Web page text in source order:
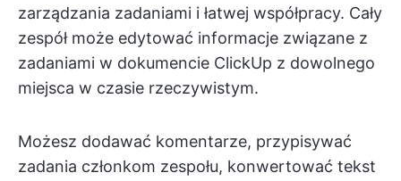
zarządzania zadaniami i łatwej współpracy. Cały
zespół może edytować informacje związane z
zadaniami w dokumencie ClickUp z dowolnego
miejsca w czasie rzeczywistym.
Możesz dodawać komentarze, przypisywać
zadania członkom zespołu, konwertować tekst